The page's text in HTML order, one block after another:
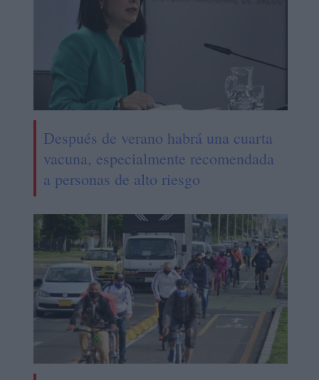
Después de verano habrá una cuarta
vacuna, especialmente recomendada
a personas de alto riesgo